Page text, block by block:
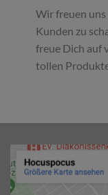
Wir freuen
Kunden zu
freue Dich auf
tollen